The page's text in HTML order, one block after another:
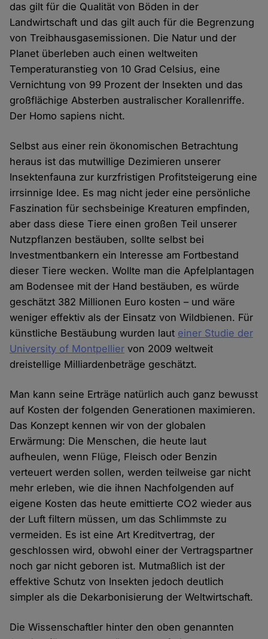
das gilt für die Qualität von Böden in der
Landwirtschaft und das gilt auch für die Begrenzung
von Treibhausgasemissionen. Die Natur und der
Planet überleben auch einen weltweiten
Temperaturanstieg von 10 Grad Celsius, eine
Vernichtung von 99 Prozent der Insekten und das
großflächige Absterben australischer Korallenriffe.
Der Homo sapiens nicht.
Selbst aus einer rein ökonomischen Betrachtung
heraus ist das mutwillige Dezimieren unserer
Insektenfauna zur kurzfristigen Profitsteigerung eine
irrsinnige Idee. Es mag nicht jeder eine persönliche
Faszination für sechsbeinige Kreaturen empfinden,
aber dass diese Tiere einen großen Teil unserer
Nutzpflanzen bestäuben, sollte selbst bei
Investmentbankern ein Interesse am Fortbestand
dieser Tiere wecken. Wollte man die Apfelplantagen
am Bodensee mit der Hand bestäuben, es würde
geschätzt 382 Millionen Euro kosten – und wäre
weniger effektiv als der Einsatz von Wildbienen. Für
künstliche Bestäubung wurden laut einer Studie der
University of Montpellier von 2009 weltweit
dreistellige Milliardenbeträge geschätzt.
Man kann seine Erträge natürlich auch ganz bewusst
auf Kosten der folgenden Generationen maximieren.
Das Konzept kennen wir von der globalen
Erwärmung: Die Menschen, die heute laut
aufheulen, wenn Flüge, Fleisch oder Benzin
verteuert werden sollen, werden teilweise gar nicht
mehr erleben, wie die ihnen Nachfolgenden auf
eigene Kosten das heute emittierte CO2 wieder aus
der Luft filtern müssen, um das Schlimmste zu
vermeiden. Es ist eine Art Kreditvertrag, der
geschlossen wird, obwohl einer der Vertragspartner
noch gar nicht geboren ist. Mutmaßlich ist der
effektive Schutz von Insekten jedoch deutlich
simpler als die Dekarbonisierung der Weltwirtschaft.
Die Wissenschaftler hinter den oben genannten